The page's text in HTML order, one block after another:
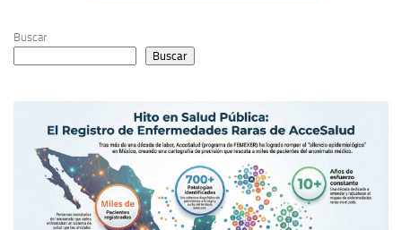
Buscar
Buscar